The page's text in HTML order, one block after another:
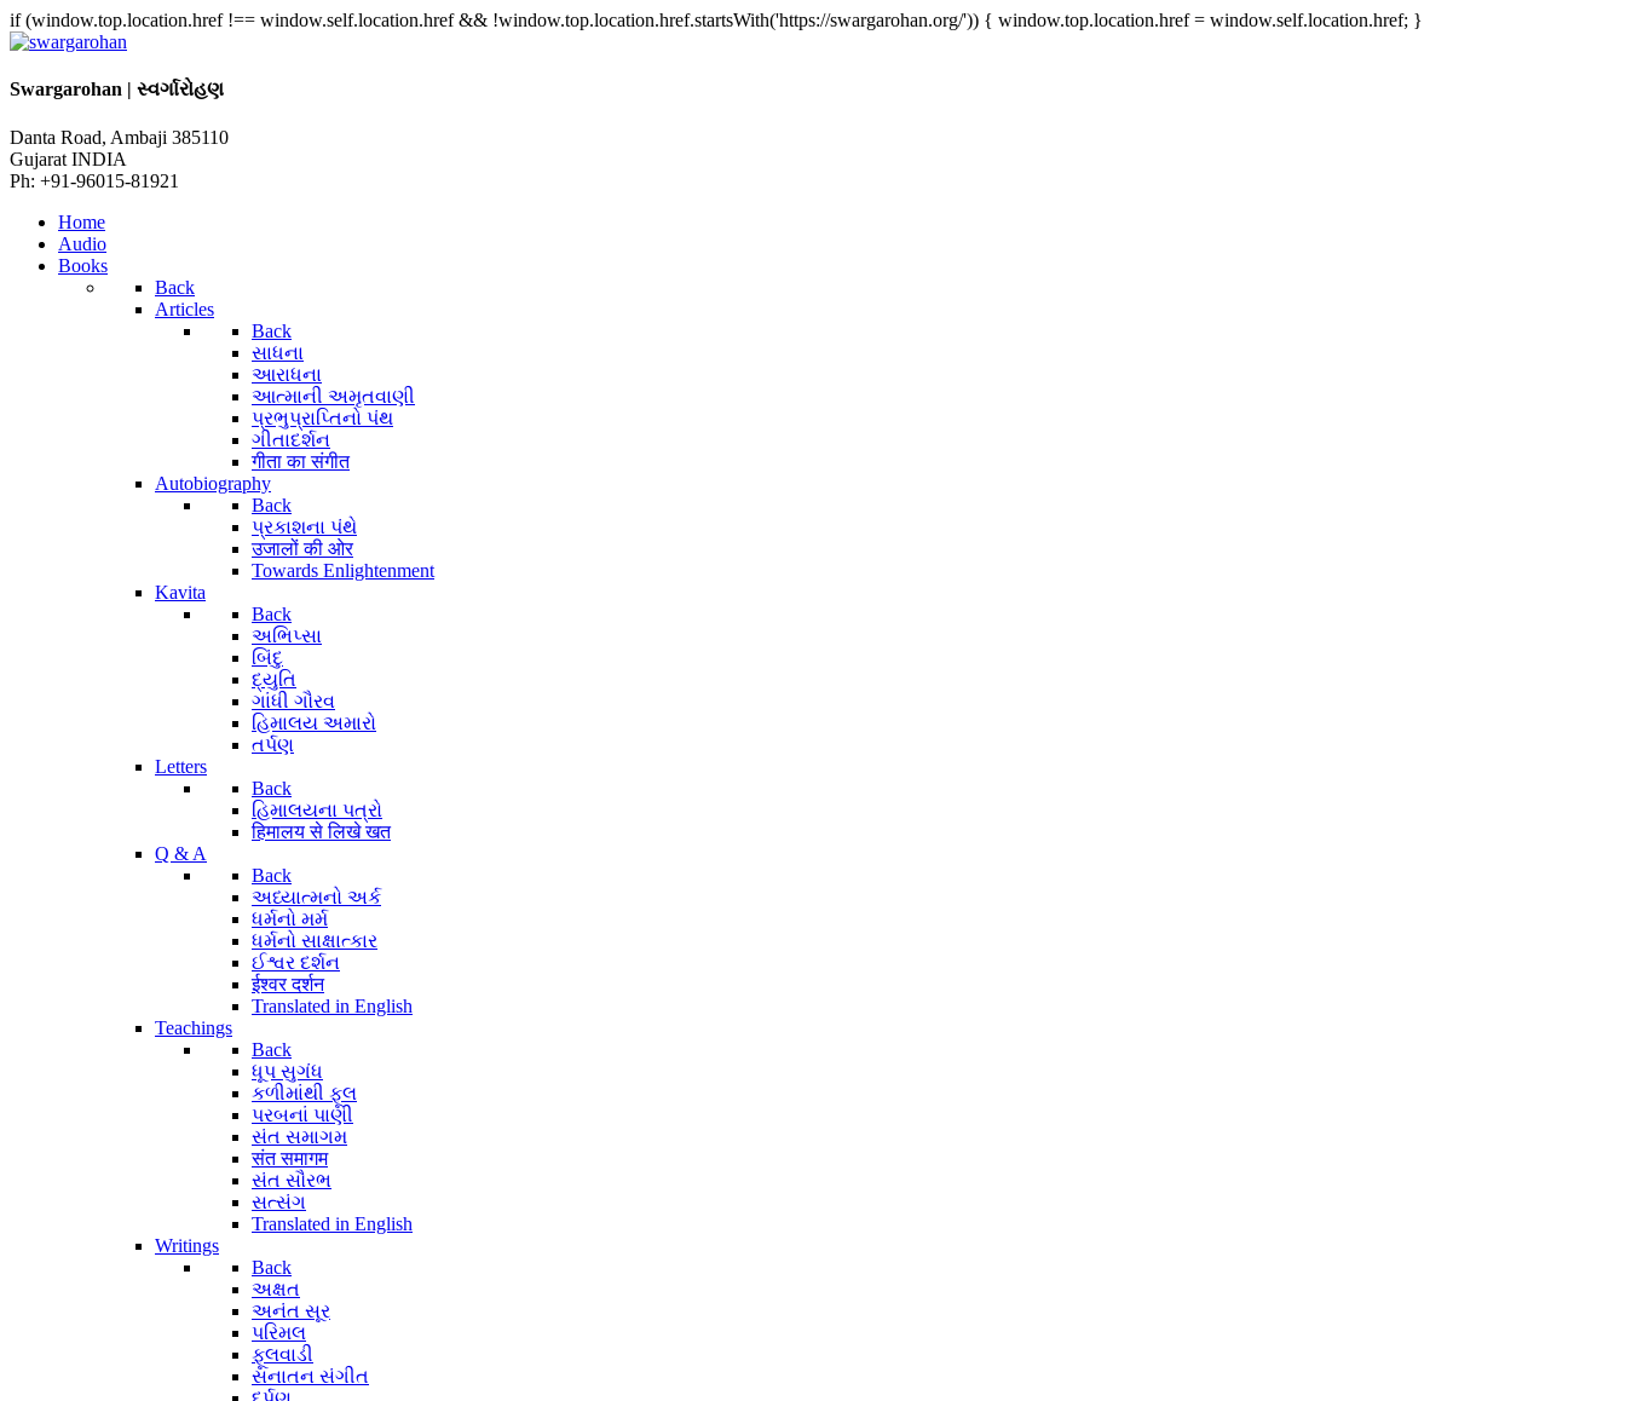
if (window.top.location.href !== window.self.location.href && !window.top.location.href.startsWith('https://swargarohan.org/')) { window.top.location.href = window.self.location.href; }
Swargarohan | સ્વર્ગારોહણ
Danta Road, Ambaji 385110
Gujarat INDIA
Ph: +91-96015-81921
Home
Audio
Books
Back
Articles
Back
સાધના
આરાધના
આત્માની અમૃતવાણી
પ્રભુપ્રાપ્તિનો પંથ
ગીતાદર્શન
गीता का संगीत
Autobiography
Back
પ્રકાશના પંથે
उजालों की ओर
Towards Enlightenment
Kavita
Back
અભિપ્સા
બિંદુ
દ્યુતિ
ગાંધી ગૌરવ
હિમાલય અમારો
તર્પણ
Letters
Back
હિમાલયના પત્રો
हिमालय से लिखे खत
Q & A
Back
અધ્યાત્મનો અર્ક
ધર્મનો મર્મ
ધર્મનો સાક્ષાત્કાર
ઈશ્વર દર્શન
ईश्वर दर्शन
Translated in English
Teachings
Back
ધૂપ સુગંધ
કળીમાંથી ફૂલ
પરબનાં પાણી
સંત સમાગમ
संत समागम
સંત સૌરભ
સત્સંગ
Translated in English
Writings
Back
અક્ષત
અનંત સૂર
પરિમલ
ફૂલવાડી
સનાતન સંગીત